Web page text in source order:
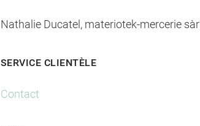
Nathalie Ducatel, materiotek-mercerie sàrl
SERVICE CLIENTÈLE
Contact